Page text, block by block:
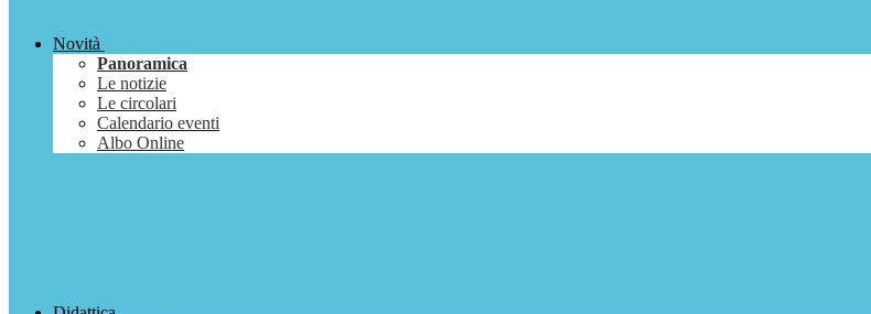
Novità
Panoramica
Le notizie
Le circolari
Calendario eventi
Albo Online